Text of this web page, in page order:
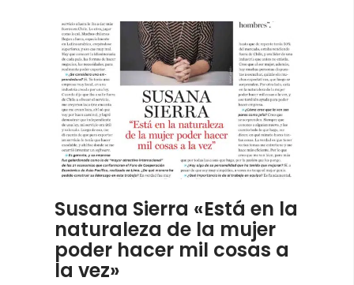
Susana Sierra «Está en la
naturaleza de la mujer
poder hacer mil cosas a
la vez»